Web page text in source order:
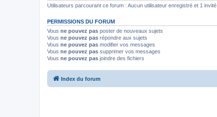
Utilisateurs parcourant ce forum : Aucun utilisateur enregistré et 1 invité
PERMISSIONS DU FORUM
Vous ne pouvez pas poster de nouveaux sujets
Vous ne pouvez pas répondre aux sujets
Vous ne pouvez pas modifier vos messages
Vous ne pouvez pas supprimer vos messages
Vous ne pouvez pas joindre des fichiers
Index du forum